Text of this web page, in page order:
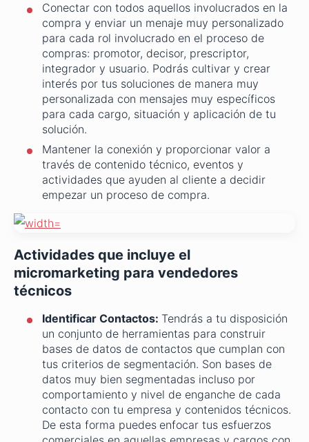
Conectar con todos aquellos involucrados en la
compra y enviar un menaje muy personalizado
para cada rol involucrado en el proceso de
compras: promotor, decisor, prescriptor,
integrador y usuario. Podrás cultivar y crear
interés por tus soluciones de manera muy
personalizada con mensajes muy específicos
para cada cargo, situación y aplicación de tu
solución.
Mantener la conexión y proporcionar valor a
través de contenido técnico, eventos y
actividades que ayuden al cliente a decidir
empezar un proceso de compra.
Actividades que incluye el
micromarketing para vendedores
técnicos
Identificar Contactos: Tendrás a tu disposición
un conjunto de herramientas para construir
bases de datos de contactos que cumplan con
tus criterios de segmentación. Son bases de
datos muy bien segmentadas incluso por
comportamiento y nivel de enganche de cada
contacto con tu empresa y contenidos técnicos.
De esta forma puedes enfocar tus esfuerzos